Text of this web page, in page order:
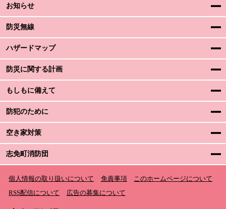
お知らせ
防災無線
ハザードマップ
防災に関する計画
もしもに備えて
防犯のために
空き家対策
志免町消防団
個人情報の取り扱いについて 免責事項
このホームページについて
RSS配信について
広告の募集について